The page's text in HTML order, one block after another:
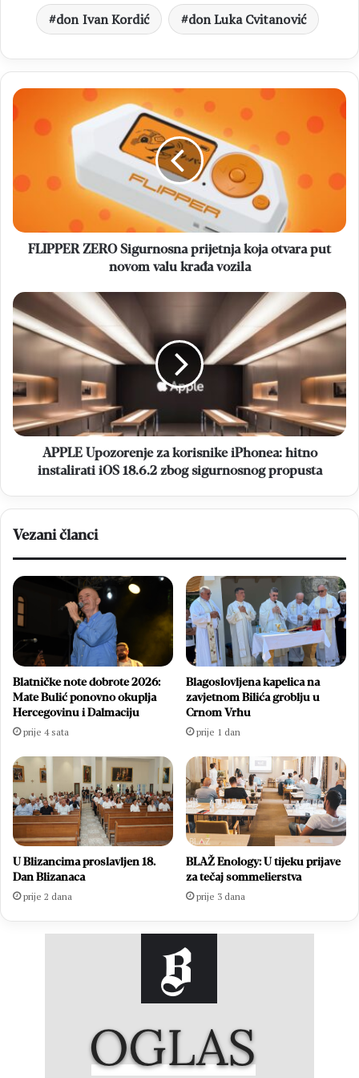
don Ivan Kordić don Luka Cvitanović
FLIPPER
otvara
put
valu
krađaFLIPPER ZERO Sigurnosna prijetnja koja otvara put
novom valu krađa vozila
APPLE
Upozorenje
za
korisnike
iPhonea:
hitno
instalirati
iOS
18.6.2
sigurnosnog
APPLE Upozorenje za korisnike iPhonea: hitno
instalirati iOS 18.6.2 zbog sigurnosnog propusta
Vezani članci
Blatničke note dobrote 2026:
Mate Bulić ponovno okuplja
Hercegovinu i Dalmaciju
prije 4 sata
Blagoslovljena kapelica na
zavjetnom Bilića groblju u
Crnom Vrhu
prije 1 dan
U Blizancima proslavljen 18.
Dan Blizanaca
prije 2 dana
BLAŽ Enology: U tijeku prijave
za tečaj sommelierstva
prije 3 dana